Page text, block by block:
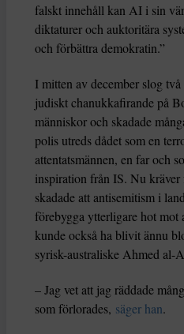
falskt innehåll kan AI i sin
diktaturer och auktoritära
och förbättra demokratin.”
I mitten av december slog
judiskt chanukkafirande på
människor och skadade
polis utreds dådet som en
attentatsmännen, en far och
inspiration från IS. Nu
skadade att antisemitism i
förebygga ytterligare hot mot
kunde också ha blivit ännu
syrisk-australiske Ahmed al-
– Jag vet att jag räddade
som förlorades, säger han.